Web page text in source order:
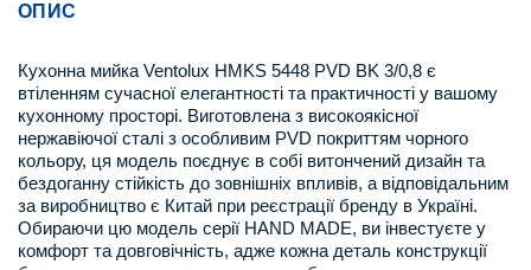
ОПИС
Кухонна мийка Ventolux HMKS 5448 PVD BK 3/0,8 є
втіленням сучасної елегантності та практичності у вашому
кухонному просторі. Виготовлена з високоякісної
нержавіючої сталі з особливим PVD покриттям чорного
кольору, ця модель поєднує в собі витончений дизайн та
бездоганну стійкість до зовнішніх впливів, а відповідальним
за виробництво є Китай при реєстрації бренду в Україні.
Обираючи цю модель серії HAND MADE, ви інвестуєте у
комфорт та довговічність, адже кожна деталь конструкції